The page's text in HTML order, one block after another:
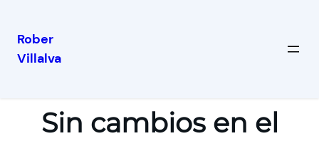
Rober
Villalva
Sin cambios en el